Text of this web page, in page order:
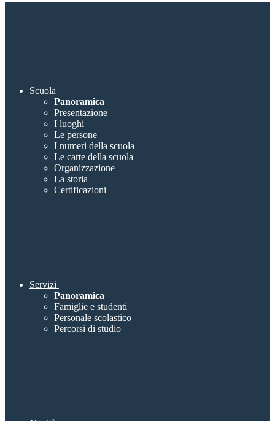
Scuola
Panoramica
Presentazione
I luoghi
Le persone
I numeri della scuola
Le carte della scuola
Organizzazione
La storia
Certificazioni
Servizi
Panoramica
Famiglie e studenti
Personale scolastico
Percorsi di studio